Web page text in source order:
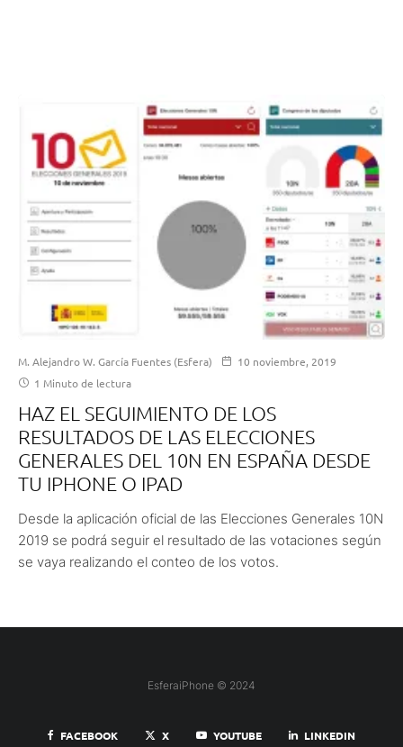
M. Alejandro W. García Fuentes (Esfera)
10 noviembre, 2019
1 Minuto de lectura
HAZ EL SEGUIMIENTO DE LOS
RESULTADOS DE LAS ELECCIONES
GENERALES DEL 10N EN ESPAÑA DESDE
TU IPHONE O IPAD
Desde la aplicación oficial de las Elecciones Generales 10N
2019 se podrá seguir el resultado de las votaciones según
se vaya realizando el conteo de los votos.
EsferaiPhone © 2024
FACEBOOK X YOUTUBE LINKEDIN